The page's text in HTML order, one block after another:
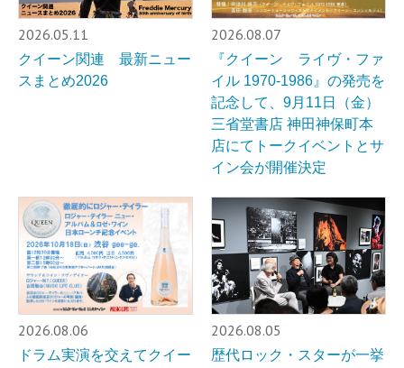
2026.05.11
クイーン関連 最新ニュー
スまとめ2026
2026.08.07
『クイーン ライヴ・ファ
イル 1970-1986』の発売を
記念して、9月11日（金）
三省堂書店 神田神保町本
店にてトークイベントとサ
イン会が開催決定
2026.08.06
ドラム実演を交えてクイー
2026.08.05
歴代ロック・スターが一挙